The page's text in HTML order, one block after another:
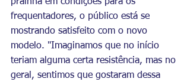
prainha em condições para os
frequentadores, o público está se
mostrando satisfeito com o novo
modelo. "Imaginamos que no início
teriam alguma certa resistência, mas no
geral, sentimos que gostaram dessa